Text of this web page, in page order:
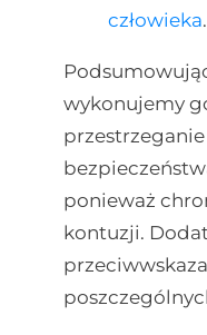
człowieka.
wykonujemy
ponieważ
kontuzji.